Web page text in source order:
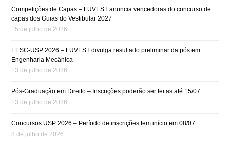
Competições de Capas – FUVEST anuncia vencedoras do concurso de
capas dos Guias do Vestibular 2027
15 de julho de 2026
EESC-USP 2026 – FUVEST divulga resultado preliminar da pós em
Engenharia Mecânica
13 de julho de 2026
Pós-Graduação em Direito – Inscrições poderão ser feitas até 15/07
13 de julho de 2026
Concursos USP 2026 – Período de inscrições tem início em 08/07
8 de julho de 2026